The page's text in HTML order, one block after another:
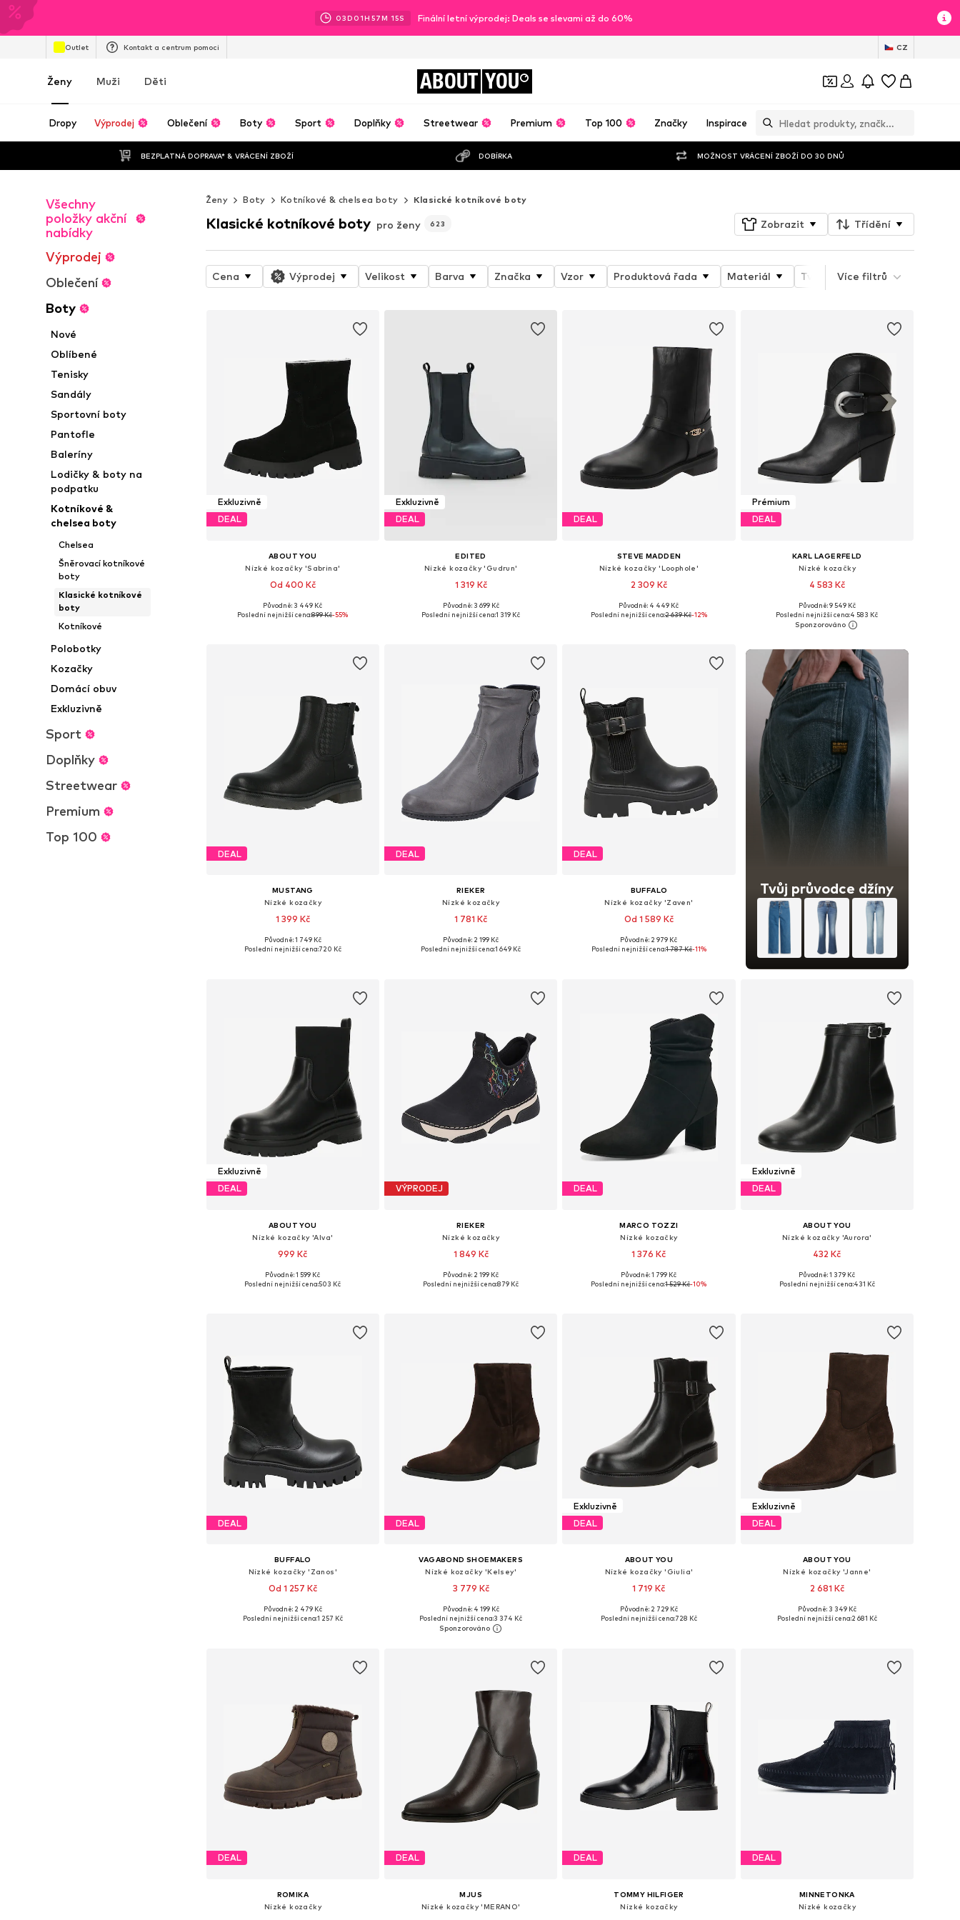
03D 01H 57M 13S Finální letní výprodej: Deals se slevami až do 60%
Outlet Kontakt a centrum pomoci CZ
Ženy Muži Děti ABOUT YOU
Dropy Výprodej Oblečení Boty Sport Doplňky Streetwear Premium Top 100 Značky Inspirace
BEZPLATNÁ DOPRAVA* & VRÁCENÍ ZBOŽÍ DOBÍRKA MOŽNOST VRÁCENÍ ZBOŽÍ DO 30 DNŮ
Všechny
položky akční
nabídky
Výprodej
Oblečení
Boty
Nové
Oblíbené
Tenisky
Sandály
Sportovní boty
Pantofle
Baleríny
Lodičky & boty na
podpatku
Kotníkové &
chelsea boty
Chelsea
Šněrovací kotníkové
boty
Klasické kotníkové
boty
Kotníkové
Polobotky
Kozačky
Domácí obuv
Exkluzivně
Sport
Doplňky
Streetwear
Premium
Top 100
Ženy Boty Kotníkové & chelsea boty Klasické kotníkové boty
Klasické kotníkové boty pro ženy 623 Zobrazit Třídění
Cena Výprodej Velikost Barva Značka Vzor Produktová řada Materiál Tvar boty Typ podpatku
Více filtrů
Exkluzivně
DEAL
ABOUT YOU
Nízké kozačky 'Sabrina'
Od 400 Kč
Dostupné velikosti: 36, 37, 38, 39, 40, 41
Původně: 3 449 Kč
Poslední nejnižší cena:899 Kč-55%
Exkluzivně
DEAL
EDITED
Nízké kozačky 'Gudrun'
1 319 Kč
Dostupné v mnoha velikostech
Původně: 3 699 Kč
Poslední nejnižší cena:1 319 Kč
DEAL
STEVE MADDEN
Nízké kozačky 'Loophole'
2 309 Kč
Dostupné velikosti: 36, 37, 38, 39, 40, 41
Původně: 4 449 Kč
Poslední nejnižší cena:2 639 Kč-12%
Prémium
DEAL
KARL LAGERFELD
Nízké kozačky
4 583 Kč
Dostupné velikosti: 36, 37, 38, 39, 40, 41
Přidat do košíku
Původně: 9 549 Kč
Poslední nejnižší cena:4 583 Kč
DEAL
MUSTANG
Nízké kozačky
1 399 Kč
Dostupné velikosti: 36, 37, 38, 39, 40, 41
Původně: 1 749 Kč
Poslední nejnižší cena:720 Kč
DEAL
RIEKER
Nízké kozačky
1 781 Kč
Dostupné v mnoha velikostech
Původně: 2 199 Kč
Poslední nejnižší cena:1 649 Kč
DEAL
BUFFALO
Nízké kozačky 'Zaven'
Od 1 589 Kč
Dostupné v mnoha velikostech
Původně: 2 979 Kč
Poslední nejnižší cena:1 787 Kč-11%
Tvůj průvodce džíny
Exkluzivně
DEAL
ABOUT YOU
Nízké kozačky 'Alva'
999 Kč
Dostupné velikosti: 36, 37, 38, 39, 40, 41
Původně: 1 599 Kč
Poslední nejnižší cena:503 Kč
VÝPRODEJ
RIEKER
Nízké kozačky
1 849 Kč
Dostupné v mnoha velikostech
Původně: 2 199 Kč
Poslední nejnižší cena:879 Kč
DEAL
MARCO TOZZI
Nízké kozačky
1 376 Kč
Dostupné v mnoha velikostech
Původně: 1 799 Kč
Poslední nejnižší cena:1 529 Kč-10%
Exkluzivně
DEAL
ABOUT YOU
Nízké kozačky 'Aurora'
432 Kč
Dostupné velikosti: 36, 37, 38, 39, 40
Původně: 1 379 Kč
Poslední nejnižší cena:431 Kč
DEAL
BUFFALO
Nízké kozačky 'Zanos'
Od 1 257 Kč
Dostupné v mnoha velikostech
Původně: 2 479 Kč
Poslední nejnižší cena:1 257 Kč
DEAL
VAGABOND SHOEMAKERS
Nízké kozačky 'Kelsey'
3 779 Kč
Dostupné v mnoha velikostech
Přidat do košíku
Původně: 4 199 Kč
Poslední nejnižší cena:3 374 Kč
Exkluzivně
DEAL
ABOUT YOU
Nízké kozačky 'Giulia'
1 719 Kč
Dostupné velikosti: 36, 37, 38, 39, 40
Původně: 2 729 Kč
Poslední nejnižší cena:728 Kč
Exkluzivně
DEAL
ABOUT YOU
Nízké kozačky 'Janne'
2 681 Kč
Dostupné v mnoha velikostech
Původně: 3 349 Kč
Poslední nejnižší cena:2 681 Kč
DEAL
ROMIKA
Nízké kozačky
DEAL
MJUS
Nízké kozačky 'MERANO'
DEAL
TOMMY HILFIGER
Nízké kozačky
DEAL
MINNETONKA
Nízké kozačky